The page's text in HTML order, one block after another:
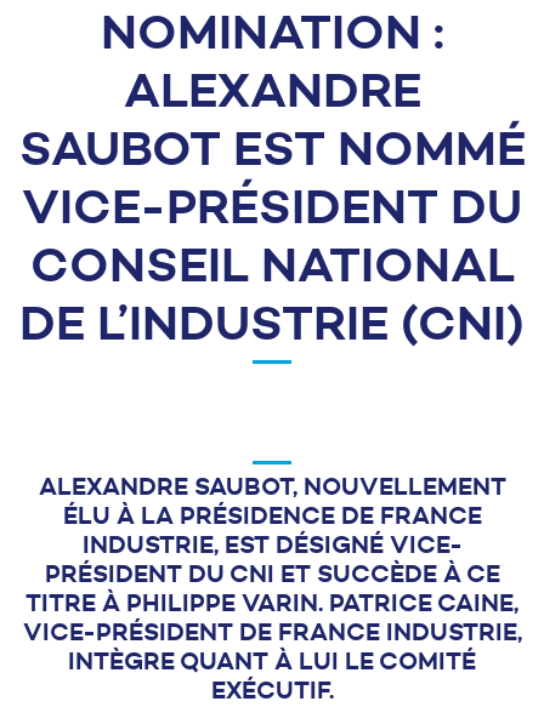
NOMINATION :
ALEXANDRE
SAUBOT EST NOMMÉ
VICE-PRÉSIDENT DU
CONSEIL NATIONAL
DE L’INDUSTRIE (CNI)
ALEXANDRE SAUBOT, NOUVELLEMENT
ÉLU À LA PRÉSIDENCE DE FRANCE
INDUSTRIE, EST DÉSIGNÉ VICE-
PRÉSIDENT DU CNI ET SUCCÈDE À CE
TITRE À PHILIPPE VARIN. PATRICE CAINE,
VICE-PRÉSIDENT DE FRANCE INDUSTRIE,
INTÈGRE QUANT À LUI LE COMITÉ
EXÉCUTIF.